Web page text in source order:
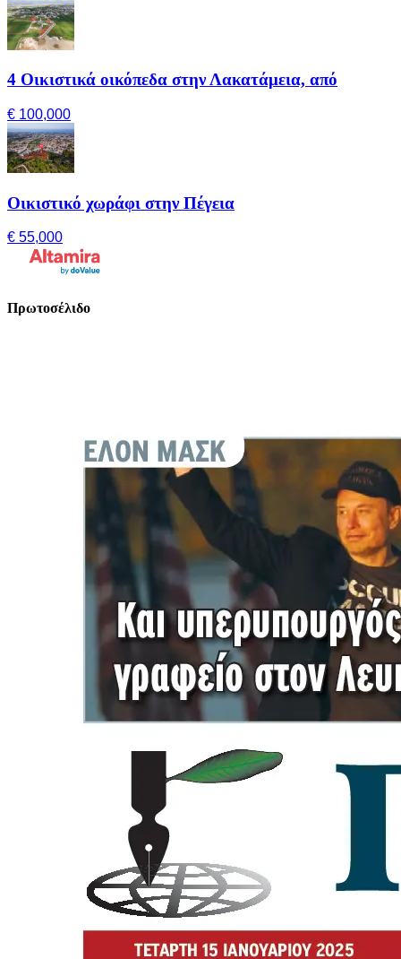
4 Οικιστικά οικόπεδα στην Λακατάμεια, από
€ 100,000
Οικιστικό χωράφι στην Πέγεια
€ 55,000
Πρωτοσέλιδο